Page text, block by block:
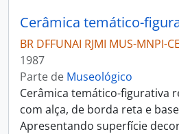
Cerâmica temático-
BR DFFUNAI RJMI MUS-MNPI-
1987
Parte de Museológico
Cerâmica temático-figurativa
com alça, de borda reta e
Apresentando superfície